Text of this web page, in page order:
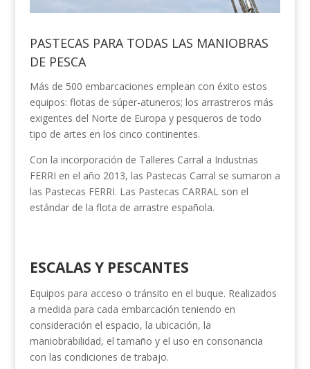
PASTECAS PARA TODAS LAS MANIOBRAS
DE PESCA
Más de 500 embarcaciones emplean con éxito estos
equipos: flotas de súper-atuneros; los arrastreros más
exigentes del Norte de Europa y pesqueros de todo
tipo de artes en los cinco continentes.
Con la incorporación de Talleres Carral a Industrias
FERRI en el año 2013, las Pastecas Carral se sumaron a
las Pastecas FERRI. Las Pastecas CARRAL son el
estándar de la flota de arrastre española.
ESCALAS Y PESCANTES
Equipos para acceso o tránsito en el buque. Realizados
a medida para cada embarcación teniendo en
consideración el espacio, la ubicación, la
maniobrabilidad, el tamaño y el uso en consonancia
con las condiciones de trabajo.